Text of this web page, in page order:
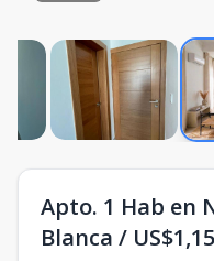
Apto. 1 Hab en
Blanca /